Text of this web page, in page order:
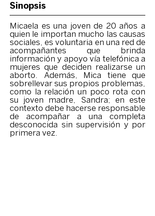
Sinopsis
Micaela es una joven de 20 años a
quien le importan mucho las causas
sociales, es voluntaria en una red de
acompañantes que brinda
información y apoyo vía telefónica a
mujeres que deciden realizarse un
aborto. Además, Mica tiene que
sobrellevar sus propios problemas,
como la relación un poco rota con
su joven madre, Sandra; en este
contexto debe hacerse responsable
de acompañar a una completa
desconocida sin supervisión y por
primera vez.